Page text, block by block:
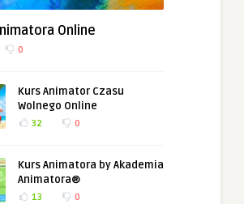
Online
0
Kurs Animator Czasu
Wolnego Online
32 0
Kurs Animatora by Akademia
Animatora®
13 0